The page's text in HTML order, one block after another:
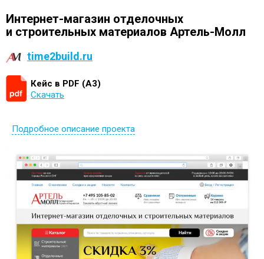
Интернет-магазин отделочных
и строительных материалов Артель-Молл
time2build.ru
Кейс в PDF (А3)
Скачать
Подробное описание проекта